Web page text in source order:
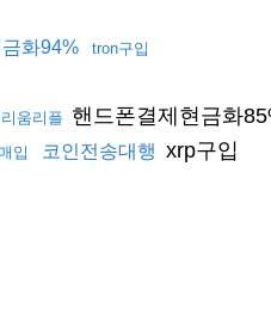
화94% tron구입
움리플 핸드폰결제현금화
입 코인전송대행 xrp구입